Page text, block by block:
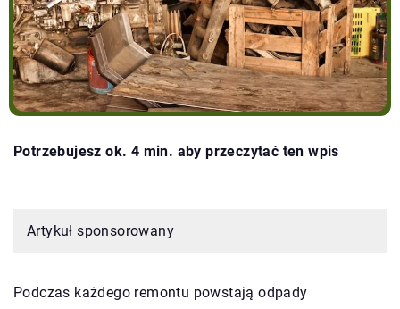
Potrzebujesz ok. 4 min. aby przeczytać ten wpis
Artykuł sponsorowany
Podczas każdego remontu powstają odpady